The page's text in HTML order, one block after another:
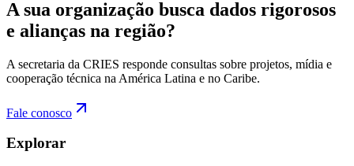
A sua organização busca dados rigorosos
e alianças na região?
A secretaria da CRIES responde consultas sobre projetos, mídia e
cooperação técnica na América Latina e no Caribe.
Fale conosco
Explorar